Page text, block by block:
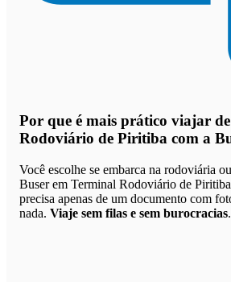
Por que é mais prático viajar
Rodoviário de Piritiba com a
Você escolhe se embarca na rodoviária
Buser em Terminal Rodoviário de
precisa apenas de um documento com
nada. Viaje sem filas e sem burocracias.